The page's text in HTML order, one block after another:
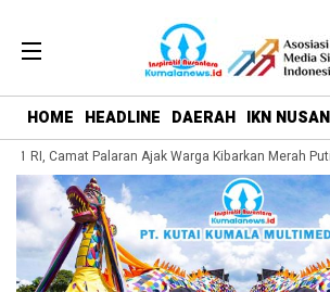
HOME HEADLINE DAERAH IKN
RI, Camat Palaran Ajak Warga Kibarkan Merah